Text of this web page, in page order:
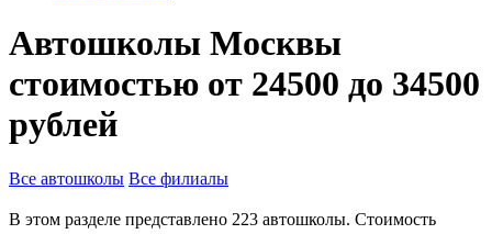
Автошколы Москвы
стоимостью от 24500 до 34500
рублей
Все автошколы Все филиалы
В этом разделе представлено 223 автошколы. Стоимость